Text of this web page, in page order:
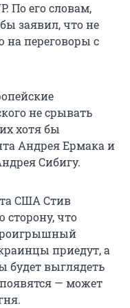
По его словам,
заявил, что не
на переговоры с
не срывать
хотя бы
Андрея Ермака и
Сибигу.
США Стив
что
приедут, а
будет выглядеть
— может